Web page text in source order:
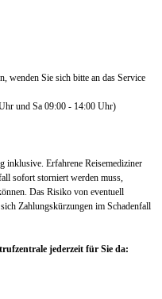
wenden Sie sich bitte an das Service
und Sa 09:00 - 14:00 Uhr)
inklusive. Erfahrene Reisemediziner
sofort storniert werden muss,
Das Risiko von eventuell
Zahlungskürzungen im Schadenfall
jederzeit für Sie da: